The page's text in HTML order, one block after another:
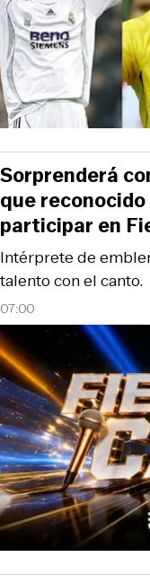
07:00
Intérprete de
talento con el canto.
Sorprenderá
que
participar en